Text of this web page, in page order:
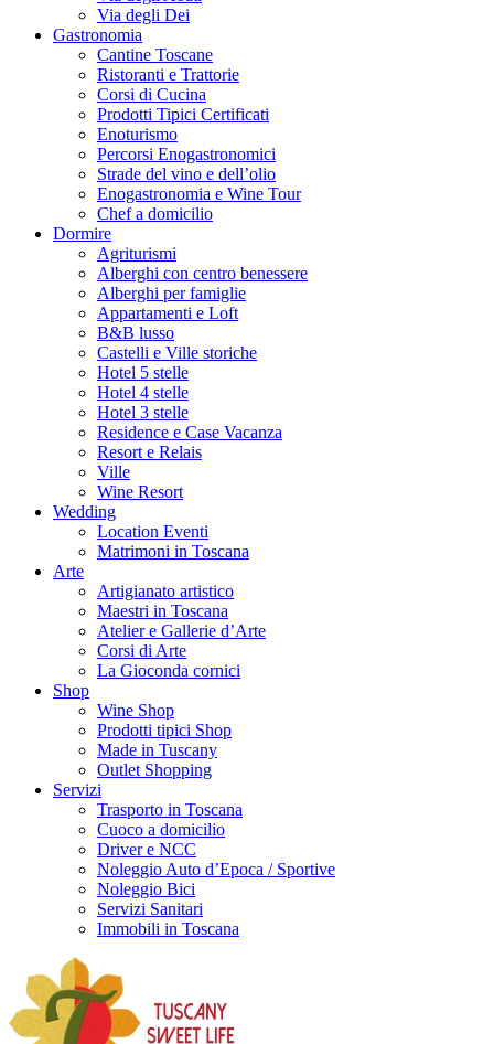
Via degli Dei
Gastronomia
Cantine Toscane
Ristoranti e Trattorie
Corsi di Cucina
Prodotti Tipici Certificati
Enoturismo
Percorsi Enogastronomici
Strade del vino e dell’olio
Enogastronomia e Wine Tour
Chef a domicilio
Dormire
Agriturismi
Alberghi con centro benessere
Alberghi per famiglie
Appartamenti e Loft
B&B lusso
Castelli e Ville storiche
Hotel 5 stelle
Hotel 4 stelle
Hotel 3 stelle
Residence e Case Vacanza
Resort e Relais
Ville
Wine Resort
Wedding
Location Eventi
Matrimoni in Toscana
Arte
Artigianato artistico
Maestri in Toscana
Atelier e Gallerie d’Arte
Corsi di Arte
La Gioconda cornici
Shop
Wine Shop
Prodotti tipici Shop
Made in Tuscany
Outlet Shopping
Servizi
Trasporto in Toscana
Cuoco a domicilio
Driver e NCC
Noleggio Auto d’Epoca / Sportive
Noleggio Bici
Servizi Sanitari
Immobili in Toscana